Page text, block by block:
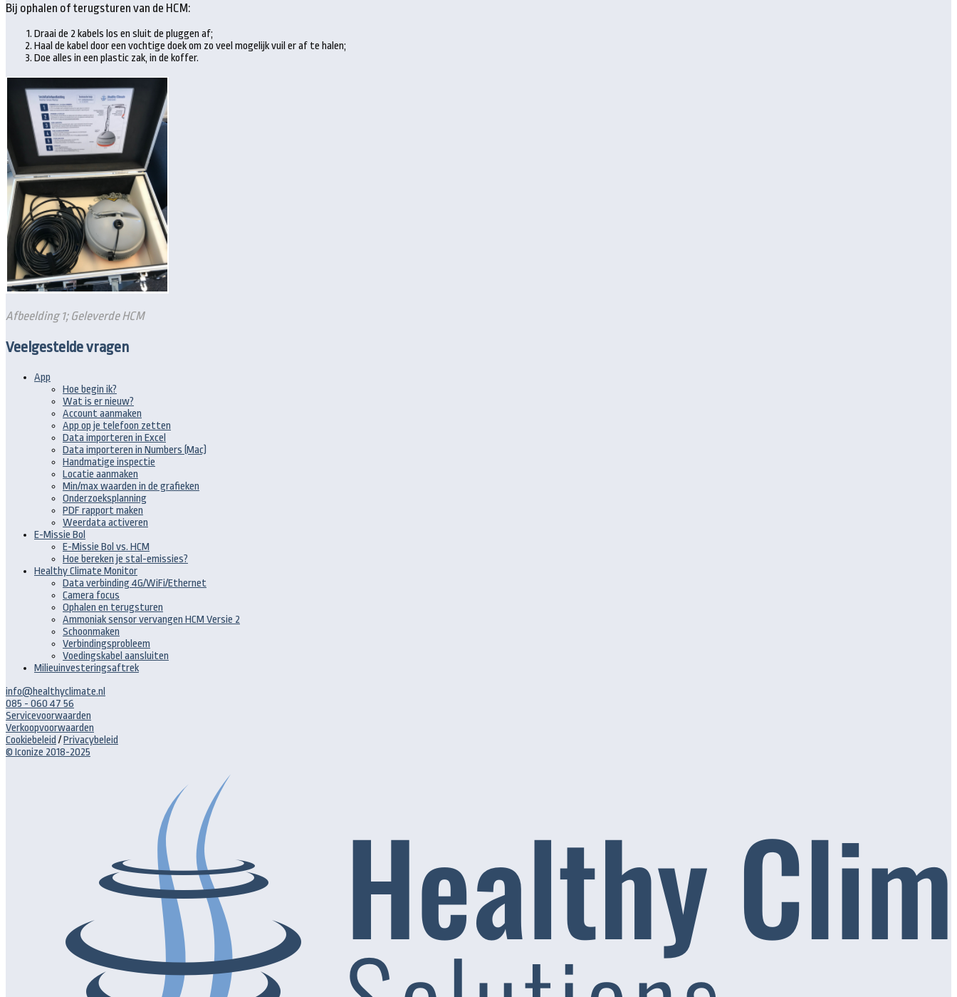
Bij ophalen of terugsturen van de HCM:
Draai de 2 kabels los en sluit de pluggen af;
Haal de kabel door een vochtige doek om zo veel mogelijk vuil er af te halen;
Doe alles in een plastic zak, in de koffer.
Afbeelding 1; Geleverde HCM
Veelgestelde vragen
App
Hoe begin ik?
Wat is er nieuw?
Account aanmaken
App op je telefoon zetten
Data importeren in Excel
Data importeren in Numbers (Mac)
Handmatige inspectie
Locatie aanmaken
Min/max waarden in de grafieken
Onderzoeksplanning
PDF rapport maken
Weerdata activeren
E-Missie Bol
E-Missie Bol vs. HCM
Hoe bereken je stal-emissies?
Healthy Climate Monitor
Data verbinding 4G/WiFi/Ethernet
Camera focus
Ophalen en terugsturen
Ammoniak sensor vervangen HCM Versie 2
Schoonmaken
Verbindingsprobleem
Voedingskabel aansluiten
Milieuinvesteringsaftrek
info@healthyclimate.nl
085 - 060 47 56
Servicevoorwaarden
Verkoopvoorwaarden
Cookiebeleid /Privacybeleid
© Iconize 2018-2025